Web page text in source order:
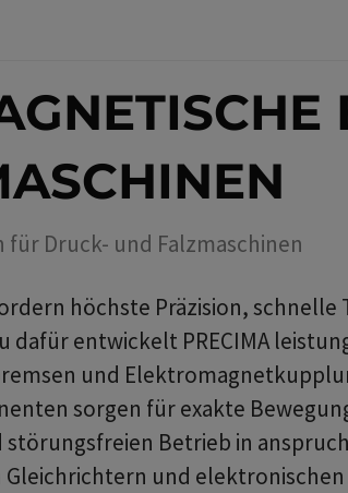
für Druck- und Falzmaschinen
höchste Präzision, schnelle
dafür entwickelt PRECIMA
und
sorgen für exakte
Betrieb in
und